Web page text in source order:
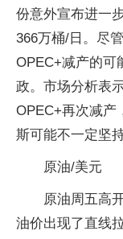
份意外宣布进一
366万桶/日。尽
OPEC+减产的可
政。市场分析表
OPEC+再次减产
斯可能不一定坚
原油/美元
原油周五高
油价出现了直线